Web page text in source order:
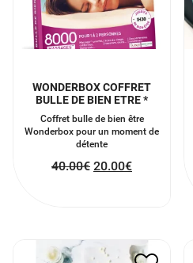
WONDERBOX COFFRET
BULLE DE BIEN ETRE *
Coffret bulle de bien être
Wonderbox pour un moment de
détente
40.00€ 20.00€
P.DEHECQ